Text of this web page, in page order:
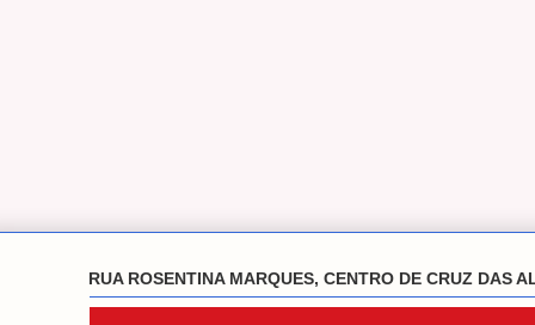
RUA ROSENTINA MARQUES, CENTRO DE CRUZ DAS